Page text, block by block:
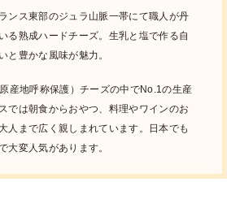
ンス東部のジュラ山脈一帯にて職人が丹
る熟成ハードチーズ。生乳と塩で作る自
と豊かな風味が魅力。
産地呼称保護）チーズの中でNo.1の生産
では朝食からおやつ、料理やワインのお
人まで広く親しまれています。日本でも
大変人気があります。